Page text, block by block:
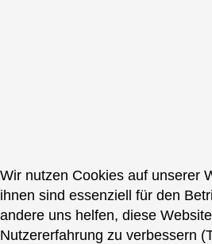
Wir nutzen Cookies auf unserer
ihnen sind essenziell für den
andere uns helfen, diese
Nutzererfahrung zu verbessern